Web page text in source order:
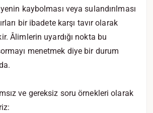
kaybolması veya sulandırılması
bir ibadete karşı tavır olarak
Âlimlerin uyardığı nokta bu
menetmek diye bir durum
ve gereksiz soru örnekleri olarak